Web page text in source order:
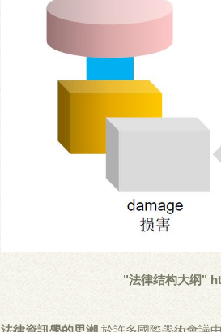
"法律结构大纲"